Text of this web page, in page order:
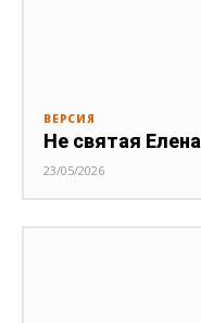
ВЕРСИЯ
Не святая Елена
23/05/2026